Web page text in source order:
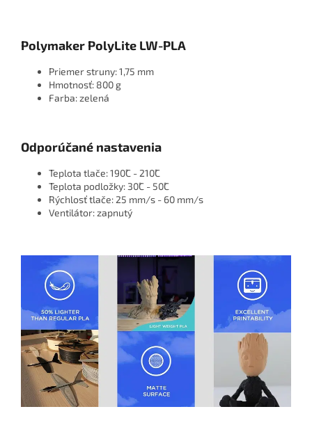
Polymaker PolyLite LW-PLA
Priemer struny: 1,75 mm
Hmotnosť: 800 g
Farba: zelená
Odporúčané nastavenia
Teplota tlače: 190˚C - 210˚C
Teplota podložky: 30˚C - 50˚C
Rýchlosť tlače: 25 mm/s - 60 mm/s
Ventilátor: zapnutý